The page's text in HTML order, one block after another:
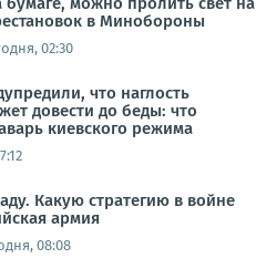
в Минобороны
02:30
что наглость
довести до беды: что
киевского режима
Какую стратегию в войне
армия
08:08